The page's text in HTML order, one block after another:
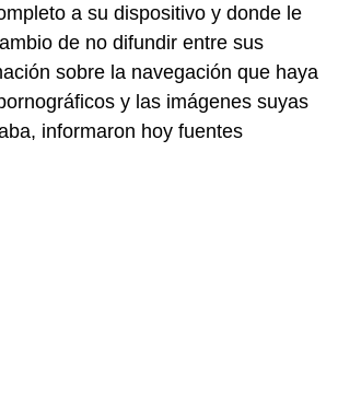
a su dispositivo y donde le
de no difundir entre sus
sobre la navegación que haya
y las imágenes suyas
informaron hoy fuentes